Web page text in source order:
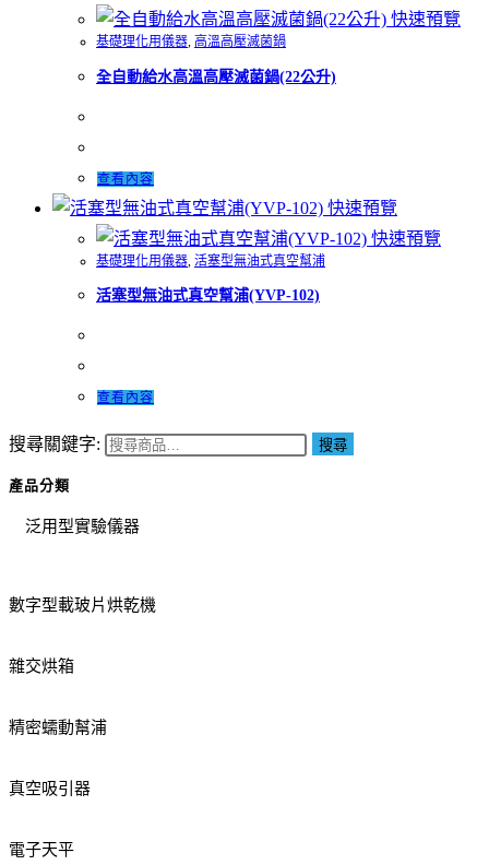
快速預覽
基礎理化用儀器, 高溫高壓滅菌鍋
全自動給水高溫高壓滅菌鍋(22公升)
查看內容
快速預覽
快速預覽
基礎理化用儀器 活塞型無油式真空幫浦
活塞型無油式真空幫浦(YVP-102)
查看內容
搜尋關鍵字: 搜尋
產品分類
泛用型實驗儀器
數字型載玻片烘乾機
雜交烘箱
精密蠕動幫浦
真空吸引器
電子天平